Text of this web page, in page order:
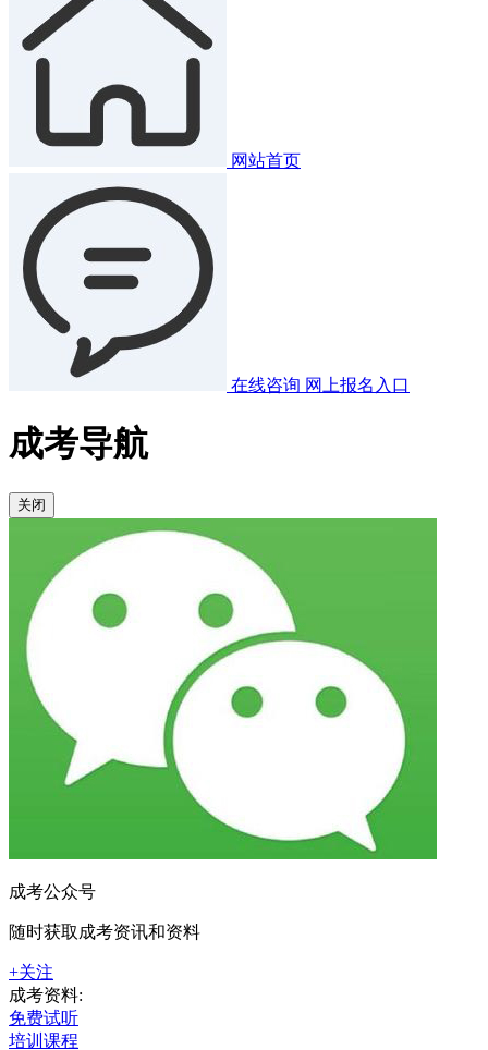
网站首页
在线咨询 网上报名入口
成考导航
关闭
成考公众号
随时获取成考资讯和资料
+关注
成考资料:
免费试听
培训课程